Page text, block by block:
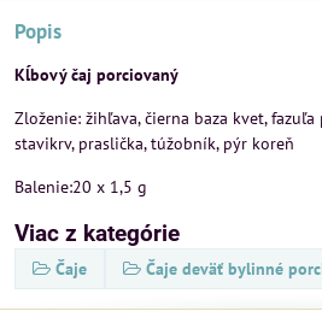
Popis
Kĺbový čaj porciovaný
Zloženie: žihľava, čierna baza kvet, fazuľa
stavikrv, praslička, túžobník, pýr koreň
Balenie:20 x 1,5 g
Viac z kategórie
Čaje Čaje deväť bylinné